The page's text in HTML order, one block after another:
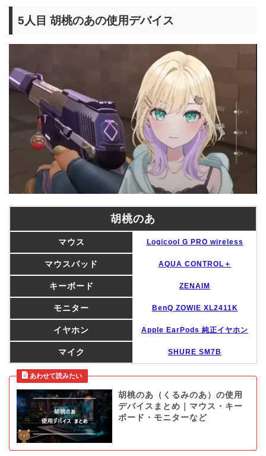
5人目 胡桃のあの使用デバイス
胡桃のあ
マウス Logicool G PRO wireless
マウスパッド AQUA CONTROL＋
キーボード ZENAIM
モニター BenQ ZOWIE XL2411K
イヤホン Apple EarPods 純正イヤホン
マイク SHURE SM7B
胡桃のあ（くるみのあ）の使用
デバイスまとめ｜マウス・キー
ボード・モニターなど